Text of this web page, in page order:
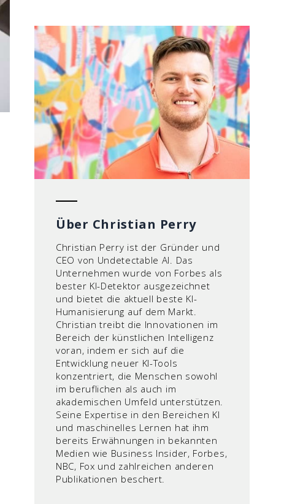
Über Christian Perry
Christian Perry ist der Gründer und
CEO von Undetectable AI. Das
Unternehmen wurde von Forbes als
bester KI-Detektor ausgezeichnet
und bietet die aktuell beste KI-
Humanisierung auf dem Markt.
Christian treibt die Innovationen im
Bereich der künstlichen Intelligenz
voran, indem er sich auf die
Entwicklung neuer KI-Tools
konzentriert, die Menschen sowohl
im beruflichen als auch im
akademischen Umfeld unterstützen.
Seine Expertise in den Bereichen KI
und maschinelles Lernen hat ihm
bereits Erwähnungen in bekannten
Medien wie Business Insider, Forbes,
NBC, Fox und zahlreichen anderen
Publikationen beschert.